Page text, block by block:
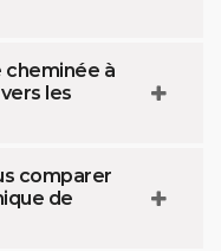
à
les
comparer
de